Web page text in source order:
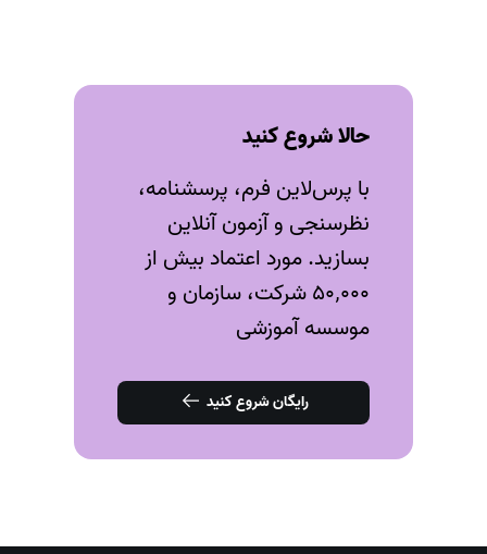
حالا شروع کنید
با پرس‌لاین فرم، پرسشنامه،
نظرسنجی و آزمون‌ آنلاین
بسازید. مورد اعتماد بیش از
۵۰٬۰۰۰ شرکت، سازمان و
موسسه آموزشی
رایگان شروع کنید